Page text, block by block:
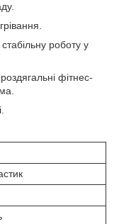
роботу у
фітнес-